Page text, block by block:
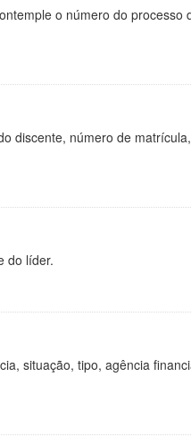
o número do
discente, número de
do líder.
situação, tipo, agência